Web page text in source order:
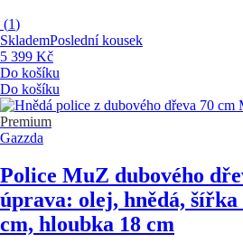
(1)
SklademPoslední kousek
5 399 Kč
Do košíku
Do košíku
Premium
Gazzda
Police MuZ dubového
úprava: olej, hnědá, šířka
cm, hloubka 18 cm